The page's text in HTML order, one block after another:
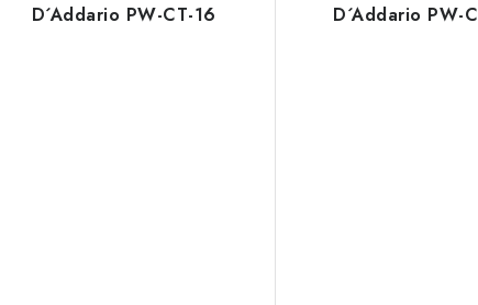
D´Addario PW-CT-16 D´Addario PW-